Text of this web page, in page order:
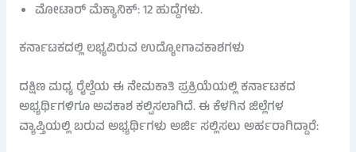
ಮೋಟಾರ್ ಮೆಕ್ಯಾನಿಕ್: 12 ಹುದ್ದೆಗಳು.
ಕರ್ನಾಟಕದಲ್ಲಿ ಲಭ್ಯವಿರುವ ಉದ್ಯೋಗಾವಕಾಶಗಳು
ದಕ್ಷಿಣ ಮಧ್ಯ ರೈಲ್ವೆಯ ಈ ನೇಮಕಾತಿ ಪ್ರಕ್ರಿಯೆಯಲ್ಲಿ ಕರ್ನಾಟಕದ
ಅಭ್ಯರ್ಥಿಗಳಿಗೂ ಅವಕಾಶ ಕಲ್ಪಿಸಲಾಗಿದೆ. ಈ ಕೆಳಗಿನ ಜಿಲ್ಲೆಗಳ
ವ್ಯಾಪ್ತಿಯಲ್ಲಿ ಬರುವ ಅಭ್ಯರ್ಥಿಗಳು ಅರ್ಜಿ ಸಲ್ಲಿಸಲು ಅರ್ಹರಾಗಿದ್ದಾರೆ: